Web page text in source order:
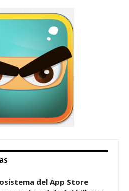
del App Store